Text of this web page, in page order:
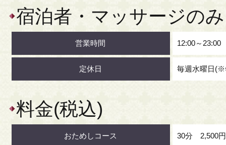
宿泊者・マッサージの
営業時間 12:00～23:00
定休日 毎週水曜日(※
料金(税込)
おためしコース 30分 2,500円